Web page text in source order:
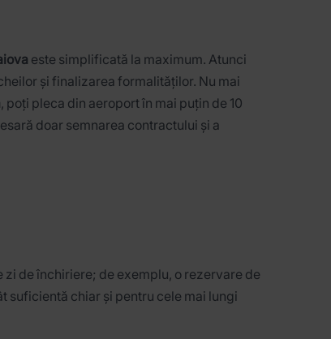
este simplificată la maximum. Atunci
și finalizarea formalităților. Nu mai
, poți pleca din aeroport în mai puțin de 10
doar semnarea contractului și a
de închiriere; de exemplu, o rezervare de
suficientă chiar și pentru cele mai lungi